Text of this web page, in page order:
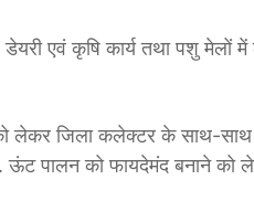
एवं कृषि कार्य तथा पशु मेलों में
लेकर जिला कलेक्टर के साथ-
पालन को फायदेमंद बनाने को